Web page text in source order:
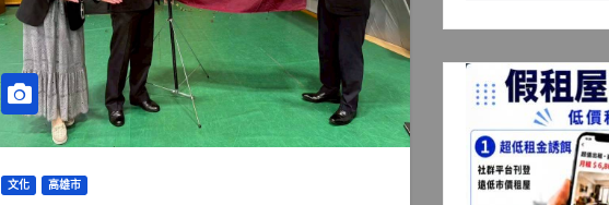
文化 高雄市